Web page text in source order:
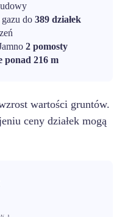
do 389 działek
2 pomosty
ponad 216 m
wartości gruntów.
ceny działek mogą